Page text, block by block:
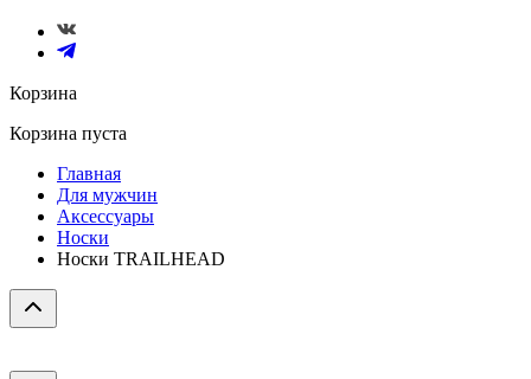
Корзина
Корзина пуста
Главная
Для мужчин
Аксессуары
Носки
Носки TRAILHEAD